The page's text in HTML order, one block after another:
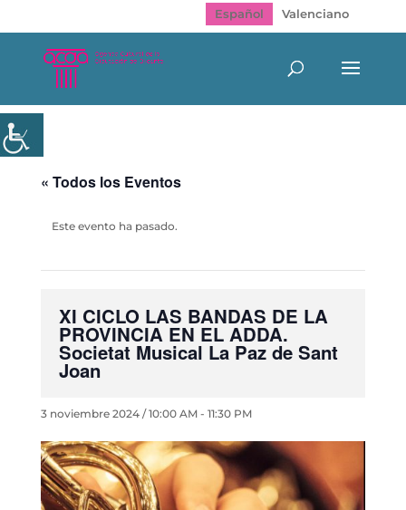
Español Valenciano
« Todos los Eventos
Este evento ha pasado.
XI CICLO LAS BANDAS DE LA
PROVINCIA EN EL ADDA.
Societat Musical La Paz de Sant
Joan
3 noviembre 2024 / 10:00 AM- 11:30 PM